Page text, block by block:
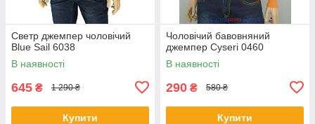
Светр джемпер чоловічий
Blue Sail 6038
В наявності
645 ₴ 1 290 ₴
Купити
Чоловічий бавовняний
джемпер Cyseri 0460
В наявності
290 ₴ 580 ₴
Купити